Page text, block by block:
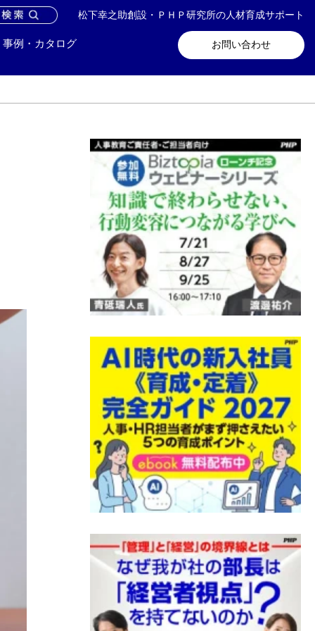
松下幸之助創設・ＰＨＰ研究所の人材育成サポート
お問い合わせ
事例・カタログ
い合わせ メールマガジン登録